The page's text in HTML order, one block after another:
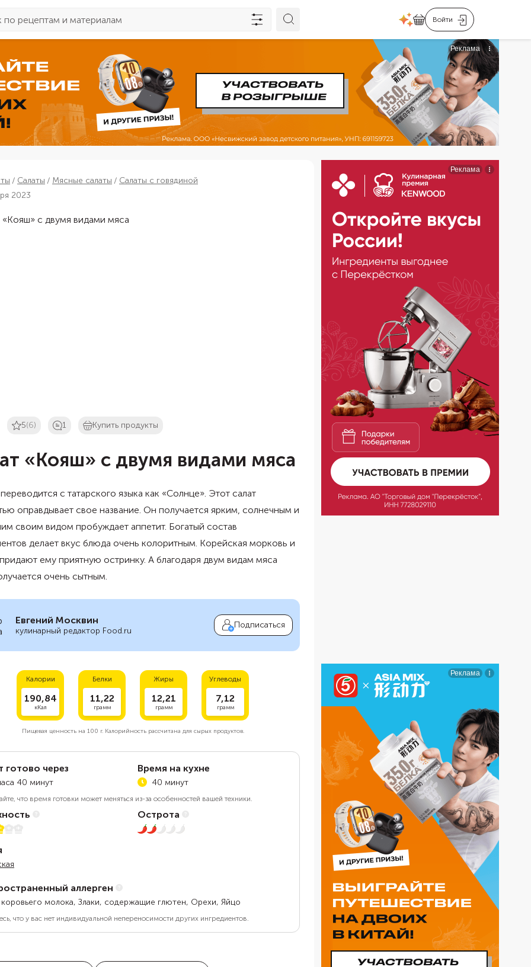
Войти
Салаты Мясные салаты
Салаты с говядиной
2023
5(6) 1 Купить продукты
«Кояш» с двумя видами мяса
с татарского языка как «Солнце». Этот салат
оправдывает свое название. Он получается ярким, солнечным и
своим видом пробуждает аппетит. Богатый состав
делает вкус блюда очень колоритным. Корейская морковь и
ему приятную остринку. А благодаря двум видам мяса
очень сытным.
Евгений Москвин
кулинарный редактор Food.ru
Подписаться
Калории
190,84
кКал
Белки
11,22
грамм
Жиры
12,21
грамм
Углеводы
7,12
грамм
Пищевая ценность на 100 г.Калорийность рассчитана для сырых продуктов.
готово через
40 минут
Время на кухне
40 минут
что время готовки может меняться из-за особенностей вашей техники.
Острота
2 из 5
аллерген
молока, Злаки, содержащие глютен, Орехи, Яйцо
что у вас нет индивидуальной непереносимости других ингредиентов.